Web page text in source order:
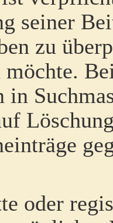
seiner
zu
in
oder